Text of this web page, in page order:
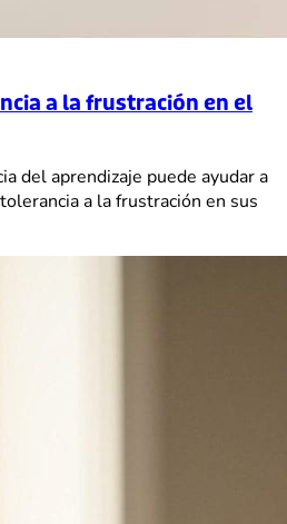
a la frustración en el
del aprendizaje puede ayudar a
a la frustración en sus